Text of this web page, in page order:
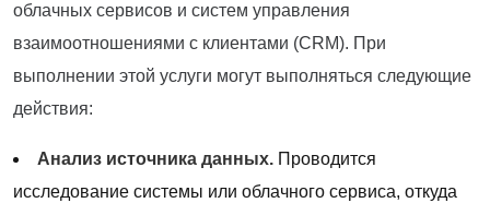
облачных сервисов и систем управления
взаимоотношениями с клиентами (CRM). При
выполнении этой услуги могут выполняться следующие
действия:
Анализ источника данных. Проводится
исследование системы или облачного сервиса, откуда